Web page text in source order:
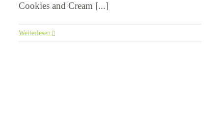
Cookies and Cream [...]
Weiterlesen